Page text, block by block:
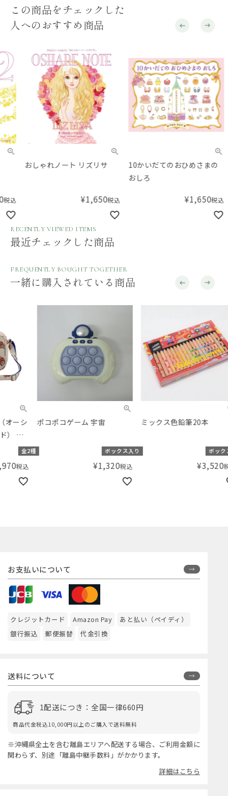
この商品をチェックした
人へのおすすめ商品
おしゃれノート リズリサ
1,650税込
10かいだてのおひめさまの
おしろ
1,650税込
か
RECENTLY VIEWED ITEMS
最近チェックした商品
FREQUENTLY BOUGHT TOGETHER
一緒に購入されている商品
ポコポコゲーム 宇宙
ボックス入り
税込
ミックス色鉛筆20本
ボックス入り
税込
く）
お支払いについて
クレジットカード Amazon Pay
あと払い（ペイディ）
銀行振込
郵便振替 代金引換
送料について
1配送につき：全国一律660円
商品代金税込10,000円以上のご購入で送料無料
※沖縄県全土を含む離島エリアへ配送する場合、ご利用金額に
関わらず、別途「離島中継手数料」がかかります。
詳細はこちら